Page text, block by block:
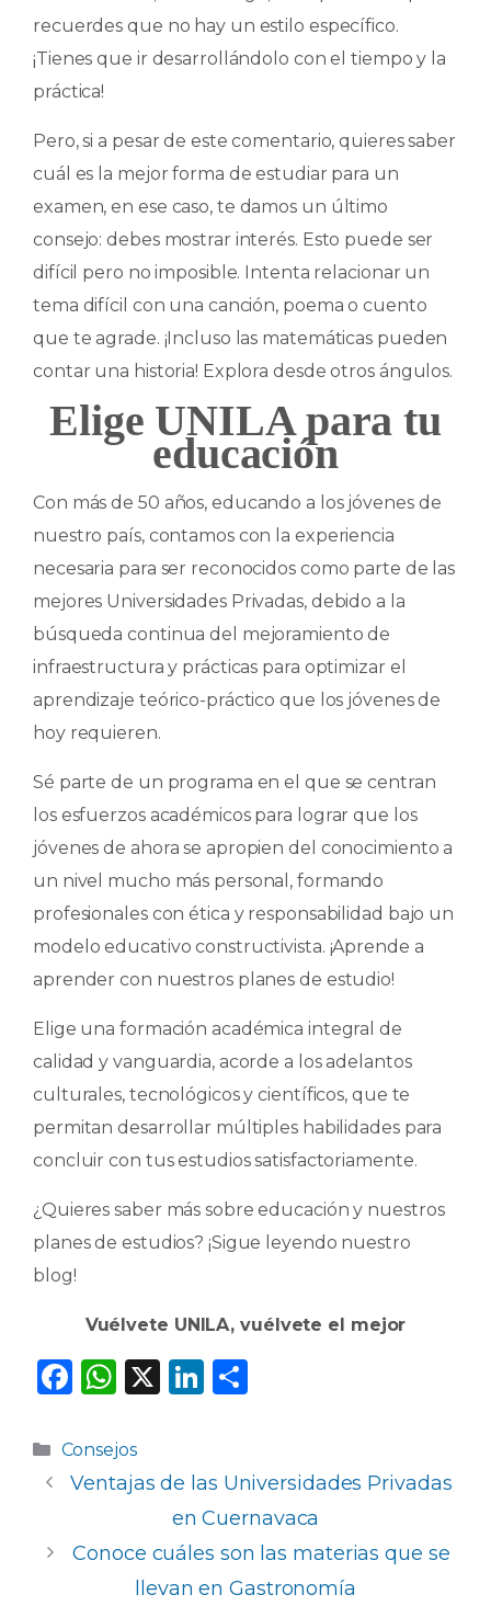
recuerdes que no hay un estilo específico.
¡Tienes que ir desarrollándolo con el tiempo y la
práctica!
Pero, si a pesar de este comentario, quieres saber
cuál es la mejor forma de estudiar para un
examen, en ese caso, te damos un último
consejo: debes mostrar interés. Esto puede ser
difícil pero no imposible. Intenta relacionar un
tema difícil con una canción, poema o cuento
que te agrade. ¡Incluso las matemáticas pueden
contar una historia! Explora desde otros ángulos.
Elige UNILA para tu
educación
Con más de 50 años, educando a los jóvenes de
nuestro país, contamos con la experiencia
necesaria para ser reconocidos como parte de las
mejores Universidades Privadas, debido a la
búsqueda continua del mejoramiento de
infraestructura y prácticas para optimizar el
aprendizaje teórico-práctico que los jóvenes de
hoy requieren.
Sé parte de un programa en el que se centran
los esfuerzos académicos para lograr que los
jóvenes de ahora se apropien del conocimiento a
un nivel mucho más personal, formando
profesionales con ética y responsabilidad bajo un
modelo educativo constructivista. ¡Aprende a
aprender con nuestros planes de estudio!
Elige una formación académica integral de
calidad y vanguardia, acorde a los adelantos
culturales, tecnológicos y científicos, que te
permitan desarrollar múltiples habilidades para
concluir con tus estudios satisfactoriamente.
¿Quieres saber más sobre educación y nuestros
planes de estudios? ¡Sigue leyendo nuestro
blog!
Vuélvete UNILA, vuélvete el mejor
F
c
e
o
W
a
ts
p
p
X
Li
e
dI
n
p
ar
ti
r
Categorías
Consejos
Ventajas de las Universidades Privadas
en Cuernavaca
Conoce cuáles son las materias que se
llevan en Gastronomía